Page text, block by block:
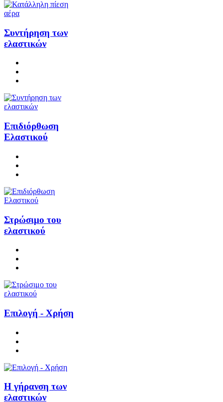
Συντήρηση των
ελαστικών
Επιδιόρθωση
Ελαστικού
Στρώσιμο του
ελαστικού
Επιλογή - Χρήση
Η γήρανση των
ελαστικών